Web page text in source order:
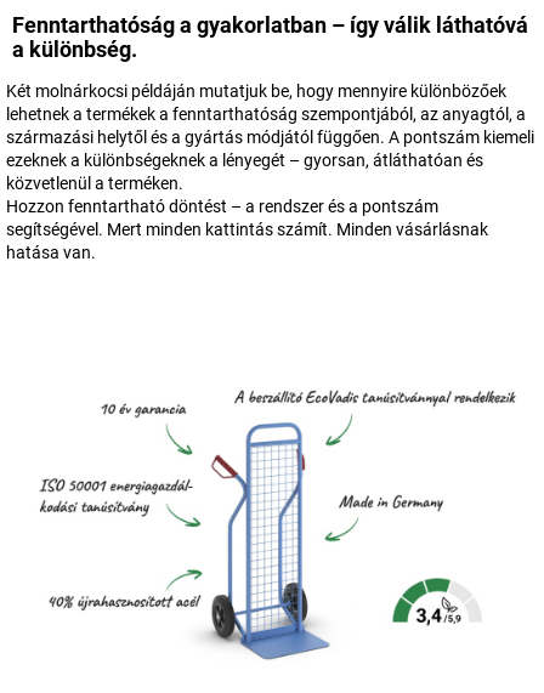
Fenntarthatóság a gyakorlatban – így válik láthatóvá
a különbség.
Két molnárkocsi példáján mutatjuk be, hogy mennyire különbözőek
lehetnek a termékek a fenntarthatóság szempontjából, az anyagtól, a
származási helytől és a gyártás módjától függően. A pontszám kiemeli
ezeknek a különbségeknek a lényegét – gyorsan, átláthatóan és
közvetlenül a terméken.
Hozzon fenntartható döntést – a rendszer és a pontszám
segítségével. Mert minden kattintás számít. Minden vásárlásnak
hatása van.